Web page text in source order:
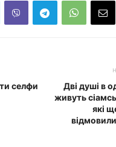
селфи
Дві душі в
живуть
які